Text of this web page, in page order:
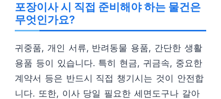
포장이사 시 직접 준비해야 하는 물건은
무엇인가요?
귀중품, 개인 서류, 반려동물 용품, 간단한 생활
용품 등이 있습니다. 특히 현금, 귀금속, 중요한
계약서 등은 반드시 직접 챙기시는 것이 안전합
니다. 또한, 이사 당일 필요한 세면도구나 갈아